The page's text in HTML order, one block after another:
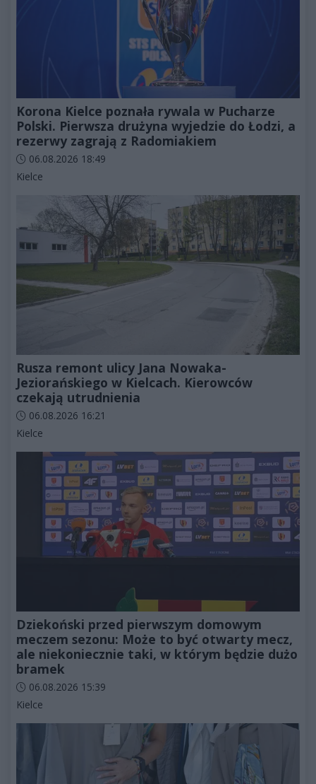
Korona Kielce poznała rywala w Pucharze
Polski. Pierwsza drużyna wyjedzie do Łodzi, a
rezerwy zagrają z Radomiakiem
Data dodania artykułu:
06.08.2026 18:49
Kategorie artykułu:
Kielce
Rusza remont ulicy Jana Nowaka-
Jeziorańskiego w Kielcach. Kierowców
czekają utrudnienia
Data dodania artykułu:
06.08.2026 16:21
Kategorie artykułu:
Kielce
Dziekoński przed pierwszym domowym
meczem sezonu: Może to być otwarty mecz,
ale niekoniecznie taki, w którym będzie dużo
bramek
Data dodania artykułu:
06.08.2026 15:39
Kategorie artykułu:
Kielce